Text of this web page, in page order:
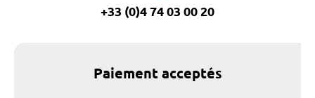
+33 (0)4 74 03 00 20
Paiement acceptés